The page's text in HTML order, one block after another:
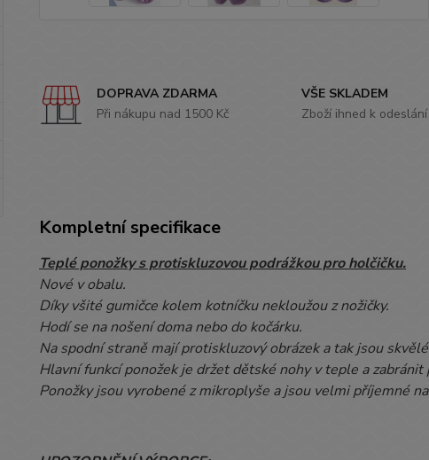
DOPRAVA ZDARMA
Při nákupu nad 1500 Kč
VŠE SKLADEM
Zboží ihned k odeslání
Kompletní specifikace
Teplé ponožky s protiskluzovou podrážkou pro holčičku.
Nové v obalu.
Díky všité gumičce kolem kotníčku nekloužou z nožičky.
Hodí se na nošení doma nebo do kočárku.
Na spodní straně mají protiskluzový obrázek a tak jsou
Hlavní funkcí ponožek je držet dětské nohy v teple a
Ponožky jsou vyrobené z mikroplyše a jsou velmi příjemné